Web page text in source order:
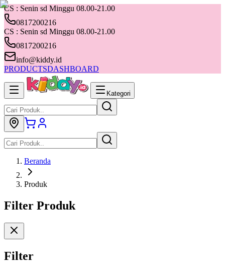
CS : Senin sd Minggu 08.00-21.00
0817200216
CS : Senin sd Minggu 08.00-21.00
0817200216
info@kiddy.id
PRODUCTSDASHBOARD
Kategori
Beranda
Produk
Filter Produk
Filter